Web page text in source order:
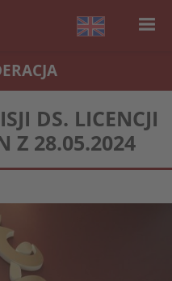
DS. LICENCJI
Z 28.05.2024